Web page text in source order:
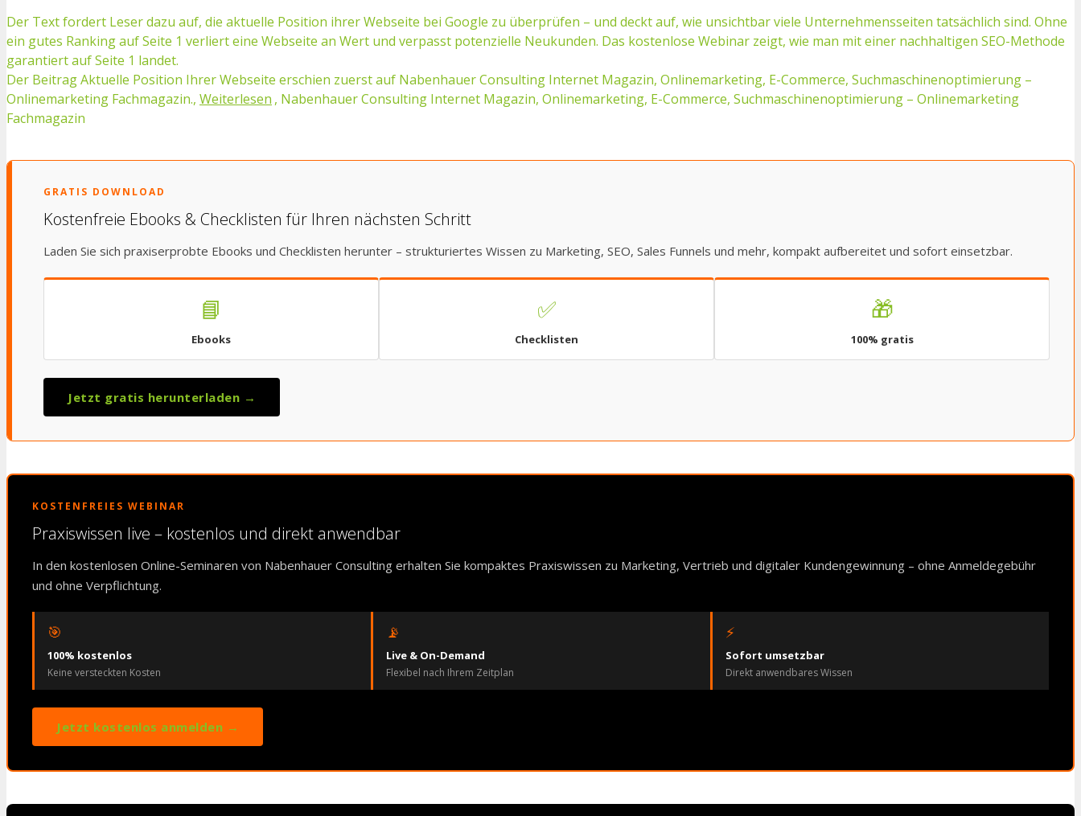
Der Text fordert Leser dazu auf, die aktuelle Position ihrer Webseite bei Google zu überprüfen – und deckt auf, wie unsichtbar viele Unternehmensseiten tatsächlich sind. Ohne
ein gutes Ranking auf Seite 1 verliert eine Webseite an Wert und verpasst potenzielle Neukunden. Das kostenlose Webinar zeigt, wie man mit einer nachhaltigen SEO-Methode
garantiert auf Seite 1 landet.
Der Beitrag Aktuelle Position Ihrer Webseite erschien zuerst auf Nabenhauer Consulting Internet Magazin, Onlinemarketing, E-Commerce, Suchmaschinenoptimierung –
Onlinemarketing Fachmagazin., Weiterlesen , Nabenhauer Consulting Internet Magazin, Onlinemarketing, E-Commerce, Suchmaschinenoptimierung – Onlinemarketing
Fachmagazin
GRATIS DOWNLOAD
Kostenfreie Ebooks & Checklisten für Ihren nächsten Schritt
Laden Sie sich praxiserprobte Ebooks und Checklisten herunter – strukturiertes Wissen zu Marketing, SEO, Sales Funnels und mehr, kompakt aufbereitet und sofort einsetzbar.
📘
Ebooks
✅
Checklisten
🎁
100% gratis
Jetzt gratis herunterladen →
KOSTENFREIES WEBINAR
Praxiswissen live – kostenlos und direkt anwendbar
In den kostenlosen Online-Seminaren von Nabenhauer Consulting erhalten Sie kompaktes Praxiswissen zu Marketing, Vertrieb und digitaler Kundengewinnung – ohne Anmeldegebühr
und ohne Verpflichtung.
🎯
100% kostenlos
Keine versteckten Kosten
📡
Live & On-Demand
Flexibel nach Ihrem Zeitplan
⚡
Sofort umsetzbar
Direkt anwendbares Wissen
Jetzt kostenlos anmelden →